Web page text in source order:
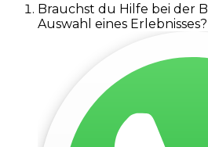
Brauchst du Hilfe bei der
Auswahl eines